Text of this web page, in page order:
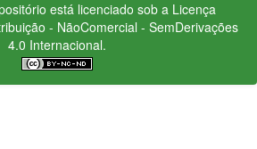
está licenciado sob a Licença
- NãoComercial - SemDerivações
4.0 Internacional.